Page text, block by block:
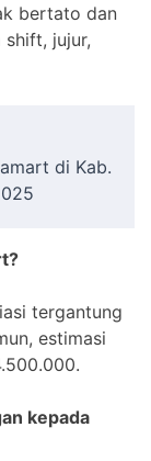
bertato dan
jujur,
di Kab.
tergantung
estimasi
kepada